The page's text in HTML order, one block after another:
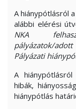
A hiánypótlásról
alábbi elérési
NKA
pályázatok/
Pályázati
A
hibák,
hiánypótlás